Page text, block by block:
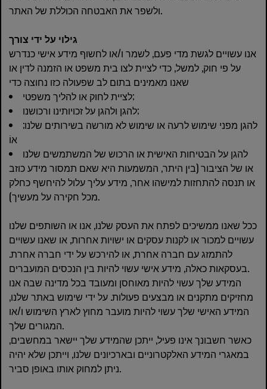
ולשפר את האבטחה הכוללת של האתר.
גילוי על ידי צורך
אנו עשויים לגשת מדי פעם, לשמר ו/או לחשוף מידע אישי כנדרש
על פי חוק, למשל, כדי לציית לצו בית משפט או הזמנה לדין או
שאנו מאמינים בתום לב שפעולה כזו נחוצה כדי
לציית לחוק או להליך משפטי;
להגן ולהגן על זכויותינו ורכושנו;
להגן מפני שימוש לרעה או שימוש לא מורשה בשירותים שלנו;
אוֹ
להגן על הבטיחות האישית או הרכוש של המשתמשים שלנו
או של הציבור (בין היתר, המשמעות היא שאם תמסור מידע כוזב
או תנסה להתחזות למישהו אחר, מידע עליך עלול להיחשף כחלק
מכל חקירה על מעשיך).
ככל שאנו ממשיכים לפתח את העסק שלנו, אנו או השותפים שלנו
עשויים למכור או לקנות עסקים או ישויות אחרות, או שאנו עשויים
להתמזג עם חברה אחרת, או להירכש על ידי חברה אחרת.
בעסקאות כאלה, מידע אישי עשוי להיות בין הנכסים המועברים.
המידע שלך עשוי להיות מאוחסן ומעובד בכל מדינה שבה אנו
מחזיקים מתקנים או מבצעים פעולות. על ידי שימוש באתר שלנו,
המידע האישי שלך עשוי להיות מועבר מחוץ לארץ השימוש ו/או
המגורים שלך.
כאשר חשבונך אינו פעיל, ייתכן שהמידע שלך יישאר במחשבים,
במאגרי המידע האלקטרוניים ובארכיונים שלנו, וייתכן שלא יהיה
ניתן למחוק אותו באופן סביר.